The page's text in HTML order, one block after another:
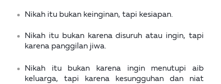
Nikah itu bukan keinginan, tapi kesiapan.
Nikah itu bukan karena disuruh atau ingin, tapi
karena panggilan jiwa.
Nikah itu bukan karena ingin menutupi aib
keluarga, tapi karena kesungguhan dan niat